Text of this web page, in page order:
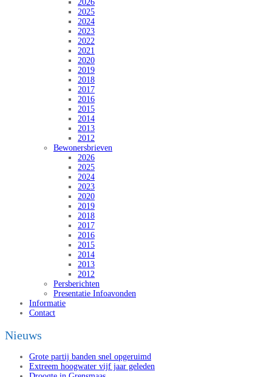
2026
2025
2024
2023
2022
2021
2020
2019
2018
2017
2016
2015
2014
2013
2012
Bewonersbrieven
2026
2025
2024
2023
2020
2019
2018
2017
2016
2015
2014
2013
2012
Persberichten
Presentatie Infoavonden
Informatie
Contact
Nieuws
Grote partij banden snel opgeruimd
Extreem hoogwater vijf jaar geleden